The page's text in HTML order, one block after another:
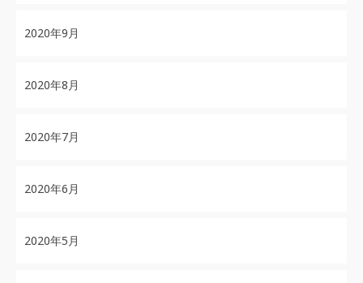
2020年9月
2020年8月
2020年7月
2020年6月
2020年5月